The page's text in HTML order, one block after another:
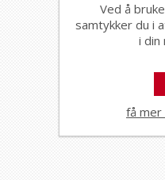
2/3 VEIS
Ved å
samtykker du i
i din
få mer